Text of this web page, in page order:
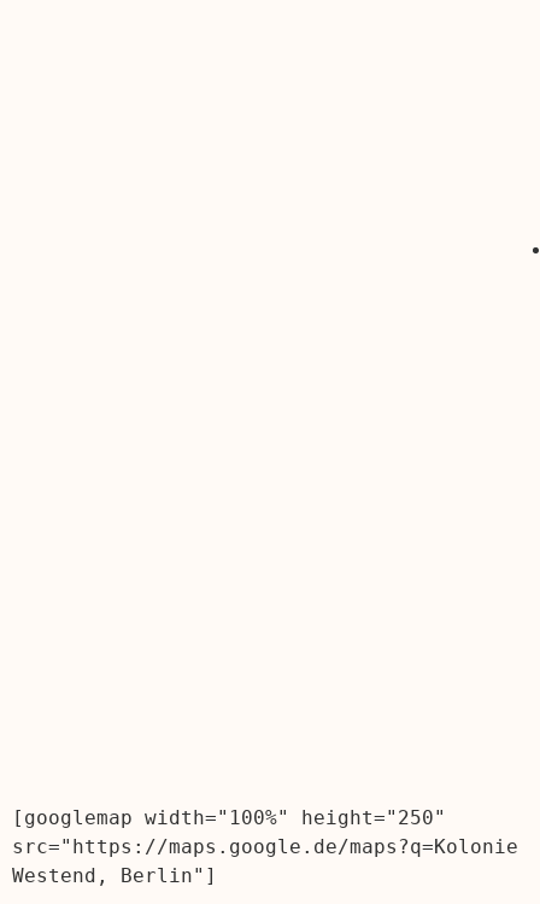
[googlemap width="100%" height="250"
src="https://maps.google.de/maps?q=Kolonie
Westend, Berlin"]